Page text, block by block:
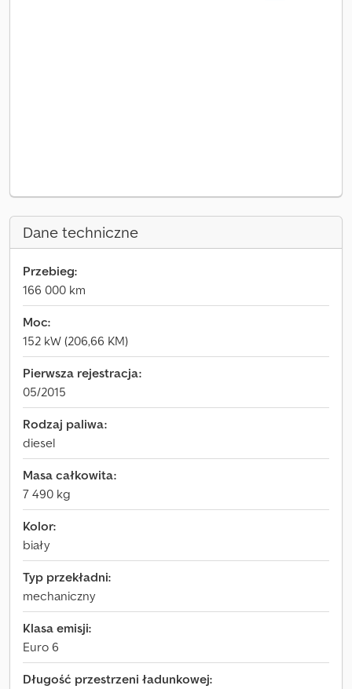
Dane techniczne
Przebieg:
166 000 km
Moc:
152 kW (206,66 KM)
Pierwsza rejestracja:
05/2015
Rodzaj paliwa:
diesel
Masa całkowita:
7 490 kg
Kolor:
biały
Typ przekładni:
mechaniczny
Klasa emisji:
Euro 6
Długość przestrzeni ładunkowej: